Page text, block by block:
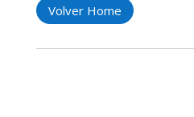
Volver Home